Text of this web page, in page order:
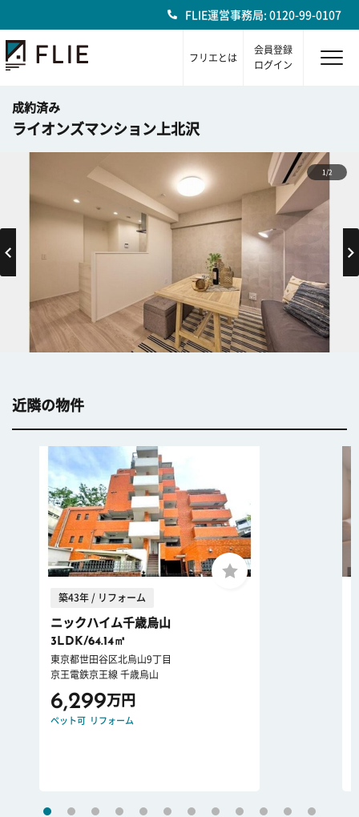
FLIE運営事務局: 0120-99-0107
フリエとは
会員登録
ログイン
成約済み
ライオンズマンション上北沢
1/2
近隣の物件
築43年 / リフォーム
ニックハイム千歳烏山
3LDK/64.14㎡
東京都世田谷区北烏山9丁目
京王電鉄京王線 千歳烏山
6,299万円
ペット可 リフォーム